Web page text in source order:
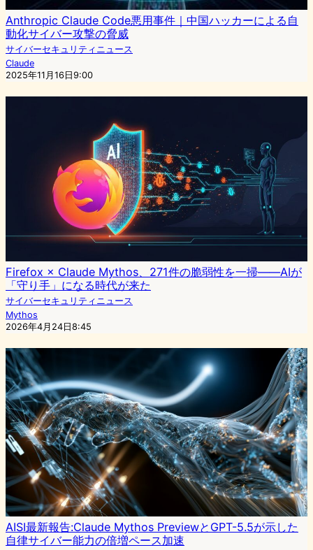
Anthropic Claude Code悪用事件｜中国ハッカーによる自
動化サイバー攻撃の脅威
サイバーセキュリティニュース
Claude
2025年11月16日9:00
Firefox × Claude Mythos、271件の脆弱性を一掃——AIが
「守り手」になる時代が来た
サイバーセキュリティニュース
Mythos
2026年4月24日8:45
AISI最新報告:Claude Mythos PreviewとGPT-5.5が示した
自律サイバー能力の倍増ペース加速